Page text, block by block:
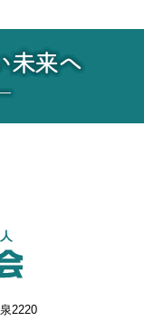
未来へ
2220